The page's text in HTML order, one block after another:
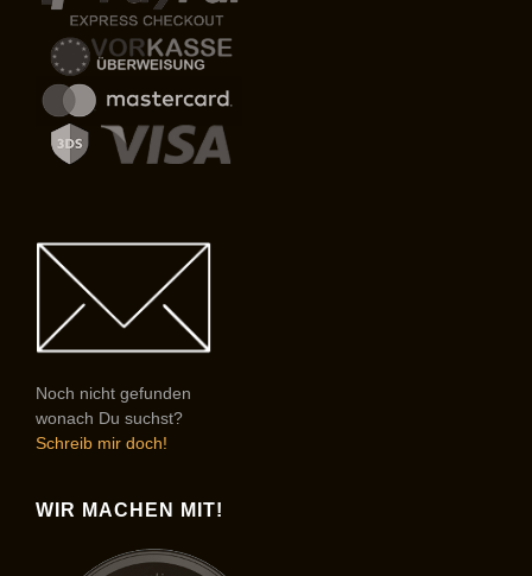
Noch nicht gefunden
wonach Du suchst?
Schreib mir doch!
WIR MACHEN MIT!